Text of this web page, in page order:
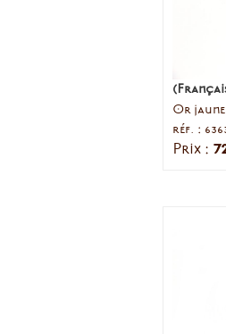
Or jaune
réf. :
Prix :